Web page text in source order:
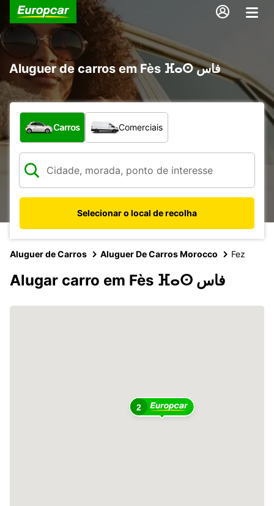
Aluguer de carros em Fès ⴼⴰⵙ فاس
Que tipo de veículo pretende?
Carros Comerciais
Selecionar o local de recolha
Aluguer de Carros Aluguer De Carros Morocco Fez
Alugar carro em Fès ⴼⴰⵙ فاس
2